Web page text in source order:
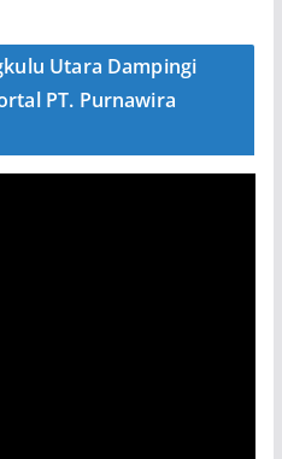
Utara Dampingi
PT. Purnawira